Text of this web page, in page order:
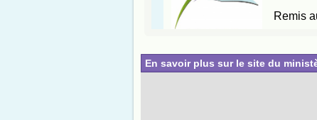
En savoir plus sur le site du